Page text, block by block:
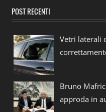
POST RECENTI
Vetri laterali
Bruno
approda in